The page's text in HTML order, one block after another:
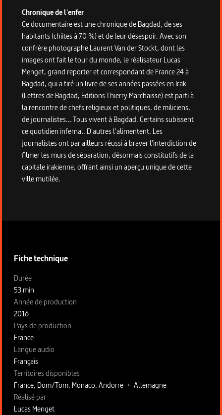
Chronique de l'enfer
Ce documentaire est une chronique de Bagdad, de ses
habitants (chiites à 70 %) et de leur désespoir. Avec son
confrère photographe Laurent Van der Stockt, dont les
images ont fait le tour du monde, le réalisateur Lucas
Menget, grand reporter et correspondant de France 24 à
Bagdad, qui a tiré un livre de ses années passées en Irak
(Lettres de Bagdad, Editions Thierry Marchaisse) est parti à
la rencontre de chefs religieux et politiques, de miliciens,
de journalistes... Tous vivent à Bagdad. Certains subissent
ce quotidien infernal. D'autres l'alimentent. Les
journalistes ont par ailleurs réussi à braver l'interdiction de
filmer les murs de séparation, désormais constitutifs de la
capitale irakienne, offrant ainsi un aperçu unique de cette
ville mutilée.
Fiche technique
Fiche technique section gauche
Durée
53 min
Année de production
2016
Pays de production
France
Langue audio
Français
Territoires disponibles
France, Dom/Tom, Monaco, Andorre • Allemagne
Fiche technique section droite
Réalisé par
Lucas Menget